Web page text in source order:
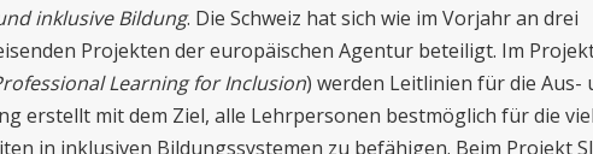
inklusive Bildung. Die Schweiz hat sich wie im Vorjahr an drei
Projekten der europäischen Agentur beteiligt. Im
Learning for Inclusion) werden Leitlinien für die Aus-
erstellt mit dem Ziel, alle Lehrpersonen bestmöglich für die
in inklusiven Bildungssystemen zu befähigen. Beim Projekt